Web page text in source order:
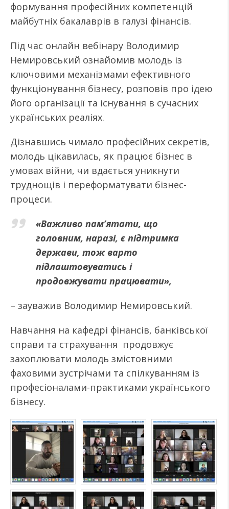
формування професійних компетенцій
майбутніх бакалаврів в галузі фінансів.
Під час онлайн вебінару Володимир
Немировський ознайомив молодь із
ключовими механізмами ефективного
функціонування бізнесу, розповів про ідею
його організації та існування в сучасних
українських реаліях.
Дізнавшись чимало професійних секретів,
молодь цікавилась, як працює бізнес в
умовах війни, чи вдається уникнути
труднощів і переформатувати бізнес-
процеси.
«Важливо пам’ятати, що
головним, наразі, є підтримка
держави, тож варто
підлаштовуватись і
продовжувати працювати»,
– зауважив Володимир Немировський.
Навчання на кафедрі фінансів, банківської
справи та страхування продовжує
захоплювати молодь змістовними
фаховими зустрічами та спілкуванням із
професіоналами-практиками українського
бізнесу.